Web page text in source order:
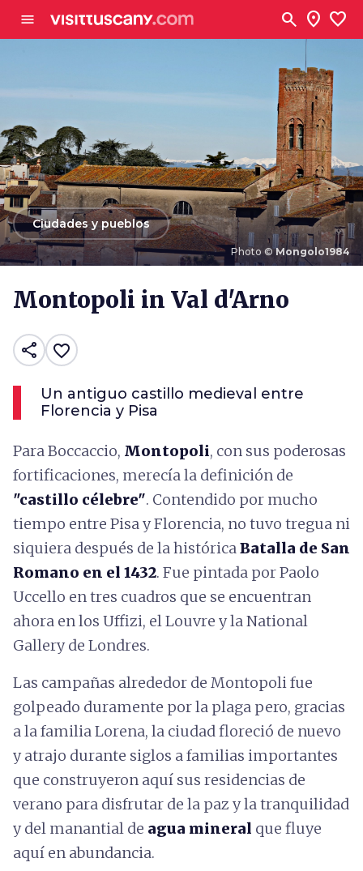
menu search location_on favorite
Photo ©Mongolo1984
arrow_backCiudades y pueblos
Montopoli in Val d'Arno
share favorite_border
Un antiguo castillo medieval entre
Florencia y Pisa
Para Boccaccio, Montopoli, con sus poderosas
fortificaciones, merecía la definición de
"castillo célebre". Contendido por mucho
tiempo entre Pisa y Florencia, no tuvo tregua ni
siquiera después de la históricaBatalla de San
Romano en el 1432. Fue pintada por Paolo
Uccello en tres cuadros que se encuentran
ahora en los Uffizi, el Louvre y la National
Gallery de Londres.
Las campañas alrededor de Montopoli fue
golpeado duramente por la plaga pero, gracias
a la familia Lorena, la ciudad floreció de nuevo
y atrajo durante siglos a familias importantes
que construyeron aquí sus residencias de
verano para disfrutar de la paz y la tranquilidad
y del manantial de agua mineral que fluye
aquí en abundancia.